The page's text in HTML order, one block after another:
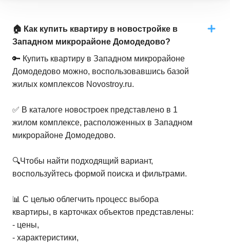
🏠 Как купить квартиру в новостройке в
Западном микрорайоне Домодедово?
🔑 Купить квартиру в Западном микрорайоне
Домодедово можно, воспользовавшись базой
жилых комплексов Novostroy.ru.
✅ В каталоге новостроек представлено в 1
жилом комплексе, расположенных в Западном
микрорайоне Домодедово.
🔍Чтобы найти подходящий вариант,
воспользуйтесь формой поиска и фильтрами.
📊 С целью облегчить процесс выбора
квартиры, в карточках объектов представлены:
- цены,
- характеристики,